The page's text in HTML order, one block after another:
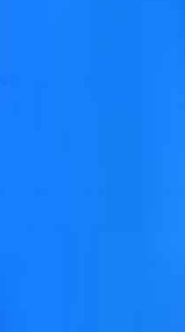
PowerPoint
nécessaires pour
à incorporer des
d'une
ligne ou sur mesure